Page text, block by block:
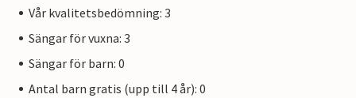
Vår kvalitetsbedömning: 3
Sängar för vuxna: 3
Sängar för barn: 0
Antal barn gratis (upp till 4 år): 0